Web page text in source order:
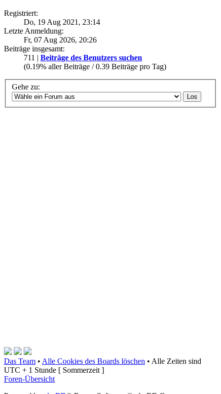
Registriert:
Do, 19 Aug 2021, 23:14
Letzte Anmeldung:
Fr, 07 Aug 2026, 20:26
Beiträge insgesamt:
711 | Beiträge des Benutzers suchen
(0.19% aller Beiträge / 0.39 Beiträge pro Tag)
Gehe zu:
Das Team • Alle Cookies des Boards löschen • Alle Zeiten sind
UTC + 1 Stunde [ Sommerzeit ]
Foren-Übersicht